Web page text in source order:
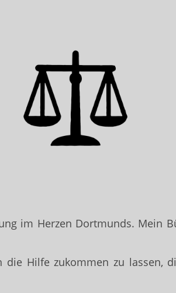
im Herzen Dortmunds. Mein
Hilfe zukommen zu lassen,